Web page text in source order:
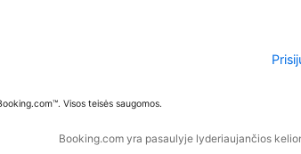
Visos teisės saugomos.
Booking.com yra pasaulyje lyderiaujančios